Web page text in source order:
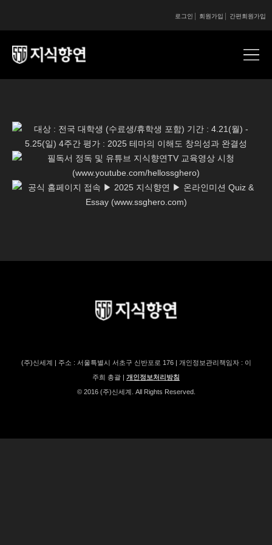
간편회원가입
회원가입
로그인
(주)신세계 | 주소 : 서울특별시 서초구 신반포로 176 | 개인정보관리책임자 : 이
주희 총괄 | 개인정보처리방침